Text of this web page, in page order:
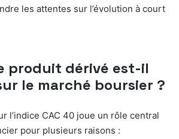
les attentes sur l’évolution à court
produit dérivé est-il
le marché boursier ?
l’indice CAC 40 joue un rôle central
pour plusieurs raisons :